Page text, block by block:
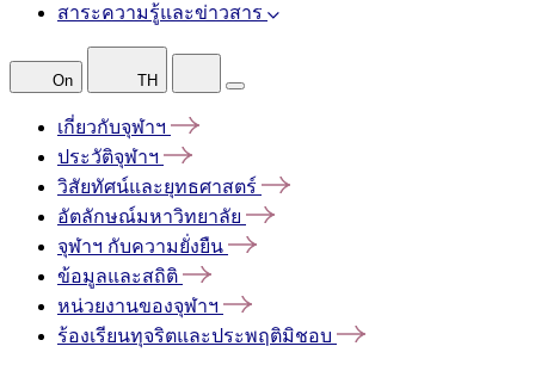
สาระความรู้และข่าวสาร
On TH
เกี่ยวกับจุฬาฯ
ประวัติจุฬาฯ
วิสัยทัศน์และยุทธศาสตร์
อัตลักษณ์มหาวิทยาลัย
จุฬาฯ กับความยั่งยืน
ข้อมูลและสถิติ
หน่วยงานของจุฬาฯ
ร้องเรียนทุจริตและประพฤติมิชอบ